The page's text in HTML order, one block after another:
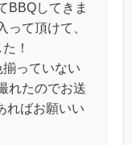
BBQしてきま
って頂けて、
！
っていない
れたのでお送
ればお願いい